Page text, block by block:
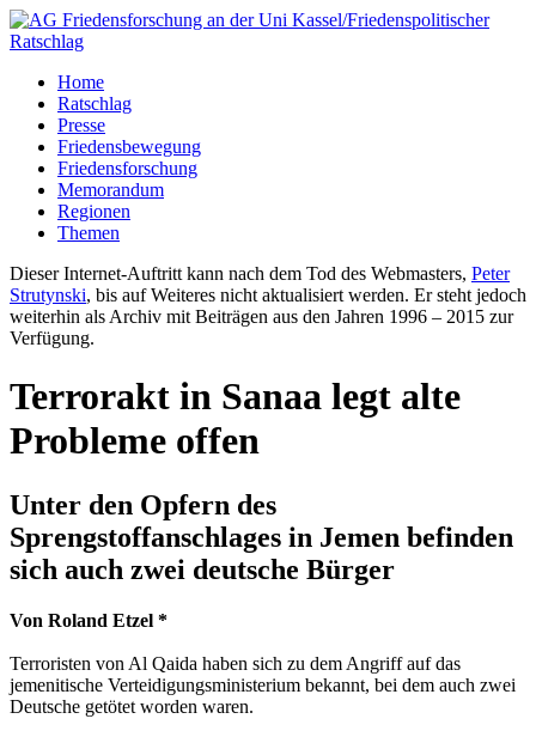
Home
Ratschlag
Presse
Friedensbewegung
Friedensforschung
Memorandum
Regionen
Themen
Dieser Internet-Auftritt kann nach dem Tod des Webmasters, Peter
Strutynski, bis auf Weiteres nicht aktualisiert werden. Er steht jedoch
weiterhin als Archiv mit Beiträgen aus den Jahren 1996 – 2015 zur
Verfügung.
Terrorakt in Sanaa legt alte
Probleme offen
Unter den Opfern des
Sprengstoffanschlages in Jemen befinden
sich auch zwei deutsche Bürger
Von Roland Etzel *
Terroristen von Al Qaida haben sich zu dem Angriff auf das
jemenitische Verteidigungsministerium bekannt, bei dem auch zwei
Deutsche getötet worden waren.